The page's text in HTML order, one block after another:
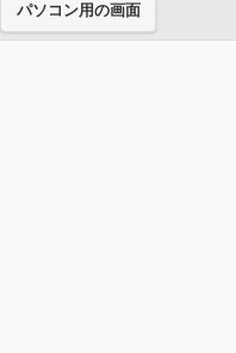
パソコン用の画面